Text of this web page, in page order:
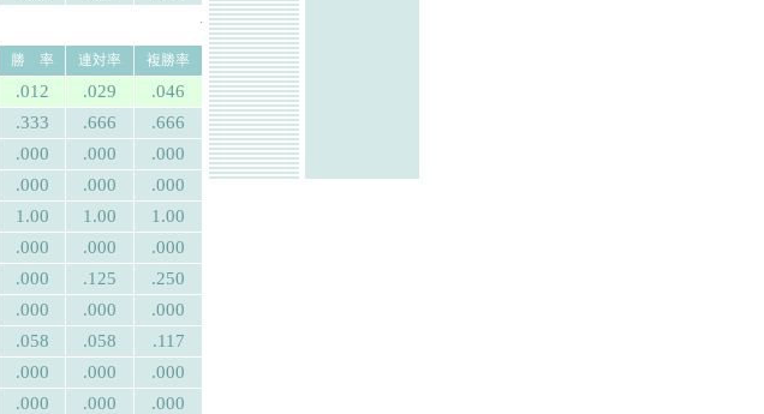
.
勝 率 連対率
複勝率
.012 .029 .046
.333 .666 .666
.000 .000 .000
.000 .000 .000
1.00 1.00 1.00
.000 .000 .000
.000 .125 .250
.000 .000 .000
.058 .058 .117
.000 .000 .000
.000 .000 .000